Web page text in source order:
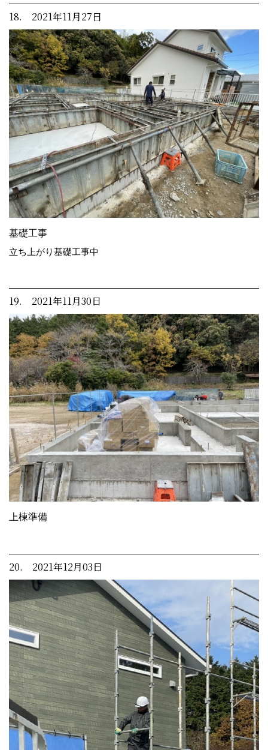
18. 2021年11月27日
基礎工事
立ち上がり基礎工事中
19. 2021年11月30日
上棟準備
20. 2021年12月03日